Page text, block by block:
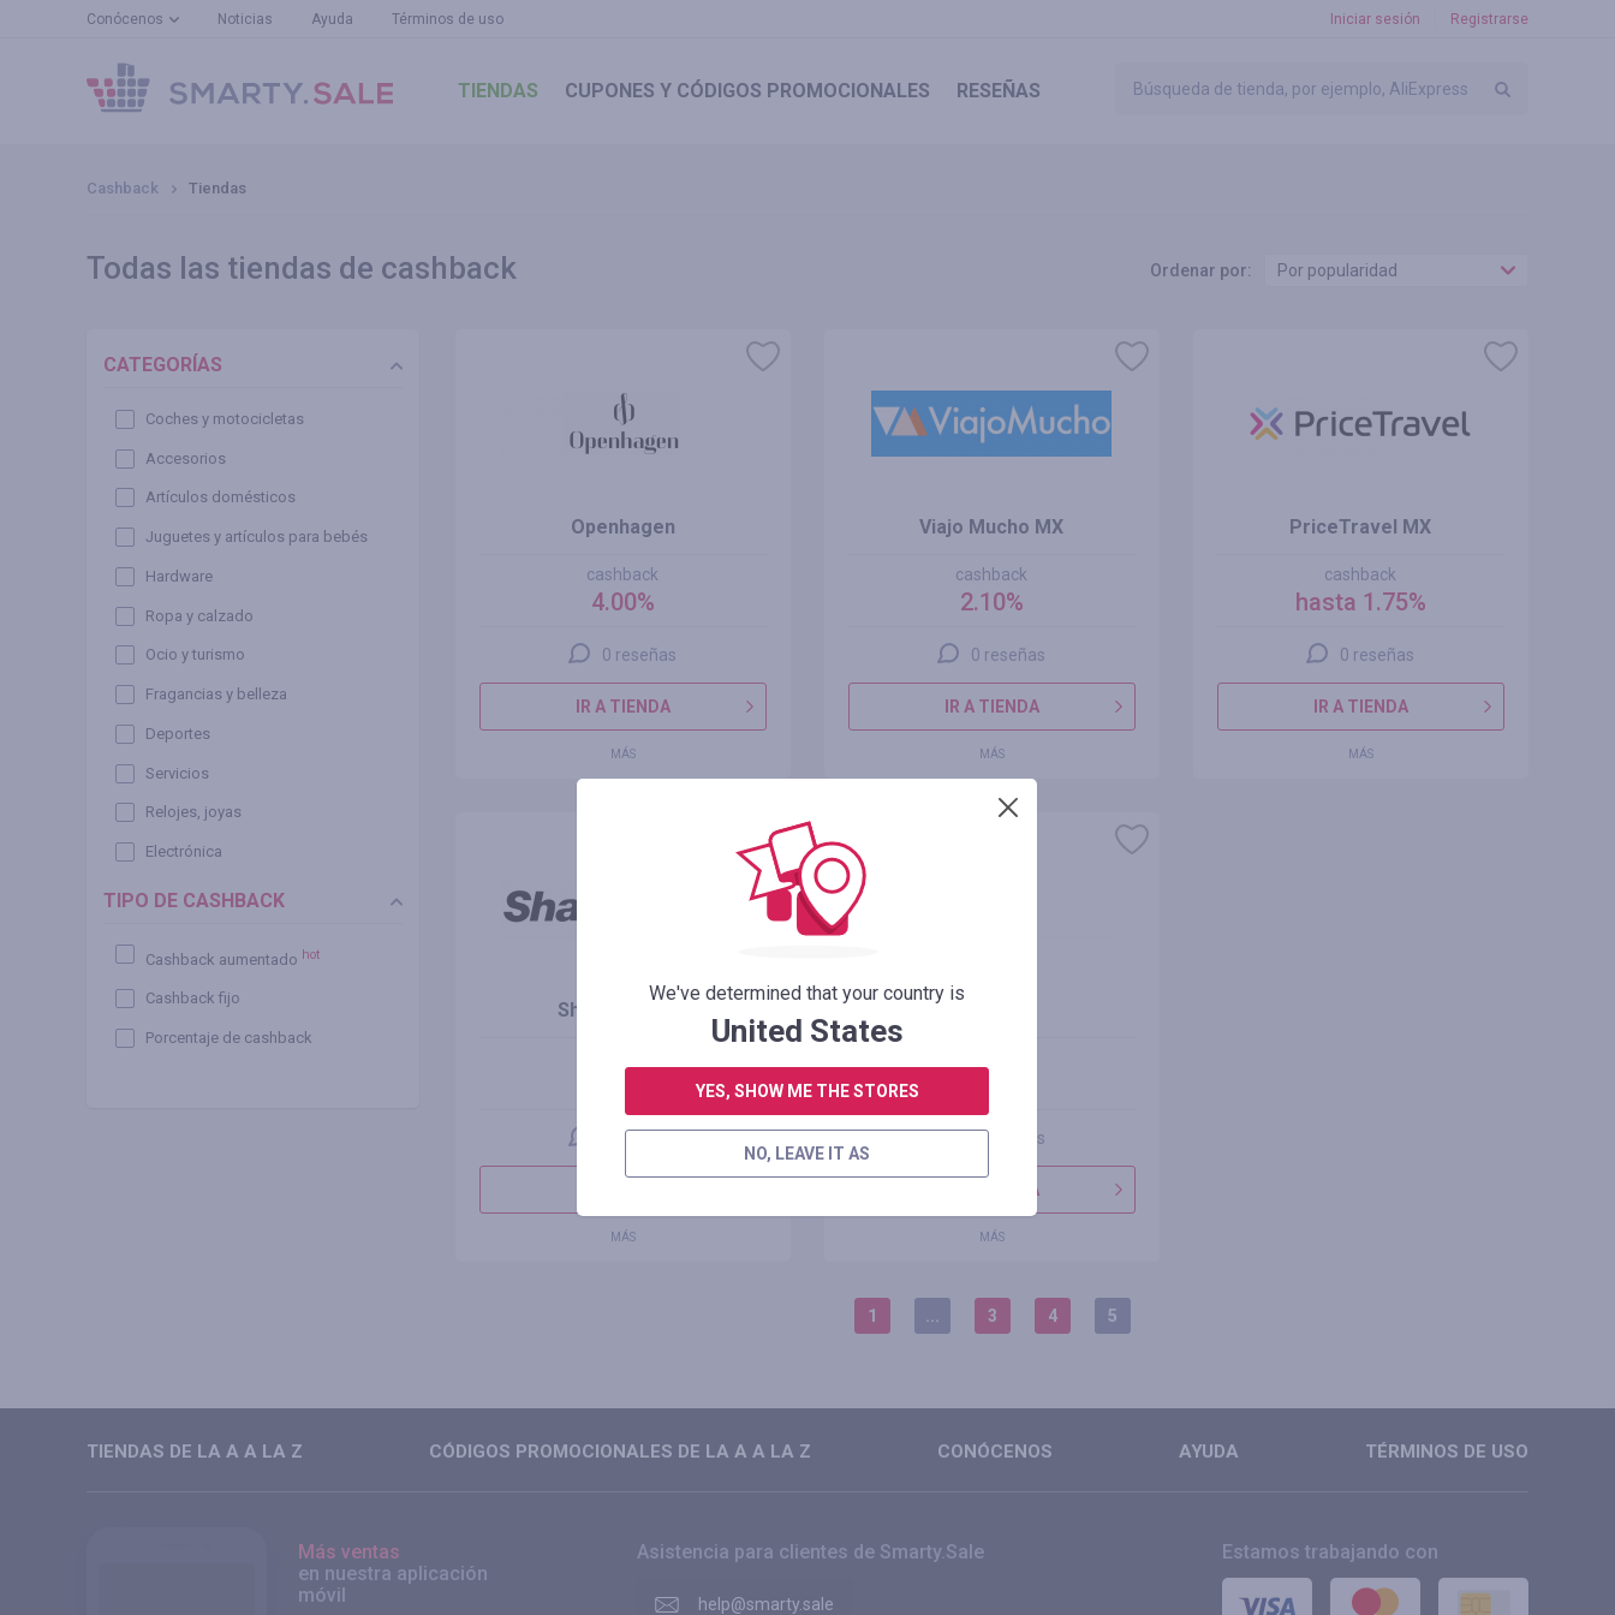
Conócenos Noticias Ayuda Términos de uso Iniciar sesión Registrarse
TIENDAS CUPONES Y CÓDIGOS PROMOCIONALES RESEÑAS
Cashback Tiendas
Todas las tiendas de cashback Ordenar por: Por popularidad
CATEGORÍAS
Coches y motocicletas
Accesorios
Artículos domésticos
Juguetes y artículos para bebés
Hardware
Ropa y calzado
Ocio y turismo
Fragancias y belleza
Deportes
Servicios
Relojes, joyas
Electrónica
TIPO DE CASHBACK
Cashback aumentado hot
Cashback fijo
Porcentaje de cashback
Openhagen
cashback
4.00%
0 reseñas
IR A TIENDA
MÁS
Viajo Mucho MX
cashback
2.10%
0 reseñas
IR A TIENDA
MÁS
PriceTravel MX
cashback
hasta 1.75%
0 reseñas
IR A TIENDA
MÁS
SharkNinja MX
0 reseñas
MÁS
0 reseñas
IR A TIENDA
MÁS
1 3 4 5
TIENDAS DE LA A A LA Z CÓDIGOS PROMOCIONALES DE LA A A LA Z CONÓCENOS AYUDA TÉRMINOS DE USO
Más ventas
en nuestra aplicación
móvil
Estamos trabajando con
Asistencia para clientes de Smarty.Sale
help@smarty.sale
We've determined that your country is
United States
YES, SHOW ME THE STORES
NO, LEAVE IT AS